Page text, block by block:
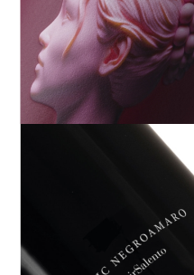
NINA ROSATO IGT SALENTO-
NEGROAMARO E OTTAVIANELLO
2025 - 750 ML